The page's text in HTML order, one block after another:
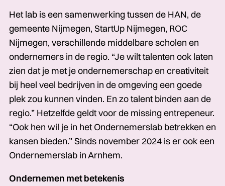
Het lab is een samenwerking tussen de HAN, de
gemeente Nijmegen, StartUp Nijmegen, ROC
Nijmegen, verschillende middelbare scholen en
ondernemers in de regio. “Je wilt talenten ook laten
zien dat je met je ondernemerschap en creativiteit
bij heel veel bedrijven in de omgeving een goede
plek zou kunnen vinden. En zo talent binden aan de
regio.” Hetzelfde geldt voor de missing entrepeneur.
“Ook hen wil je in het Ondernemerslab betrekken en
kansen bieden.” Sinds november 2024 is er ook een
Ondernemerslab in Arnhem.
Ondernemen met betekenis